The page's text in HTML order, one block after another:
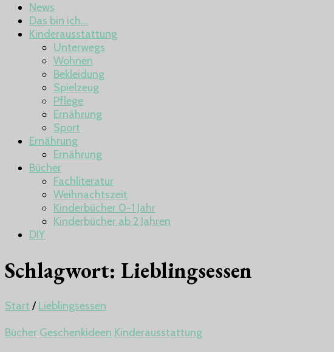
News
Das bin ich…
Kinderausstattung
Unterwegs
Wohnen
Bekleidung
Spielzeug
Pflege
Ernährung
Sport
Ernährung
Ernährung
Bücher
Fachliteratur
Weihnachtszeit
Kinderbücher 0-1 Jahr
Kinderbücher ab 2 Jahren
DIY
Schlagwort: Lieblingsessen
Start / Lieblingsessen
Bücher Geschenkideen Kinderausstattung